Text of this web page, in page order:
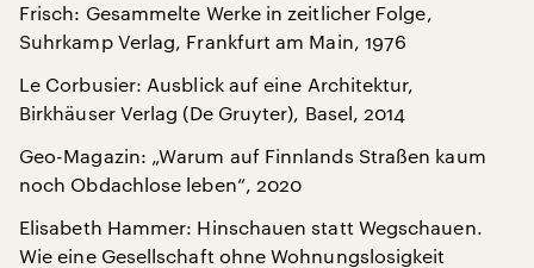
Frisch: Gesammelte Werke in zeitlicher Folge,
Suhrkamp Verlag, Frankfurt am Main, 1976
Le Corbusier: Ausblick auf eine Architektur,
Birkhäuser Verlag (De Gruyter), Basel, 2014
Geo-Magazin: „Warum auf Finnlands Straßen kaum
noch Obdachlose leben“, 2020
Elisabeth Hammer: Hinschauen statt Wegschauen.
Wie eine Gesellschaft ohne Wohnungslosigkeit